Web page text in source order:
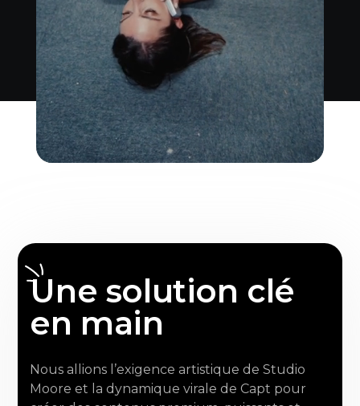
Une solution clé
en main
Nous allions l’exigence artistique de Studio
Moore et la dynamique virale de Capt pour